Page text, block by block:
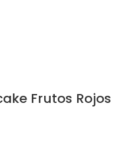
Frutos Rojos